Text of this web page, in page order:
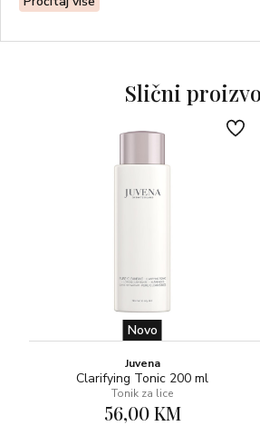
Za suhu kožu.
Slični
Novo
Juvena
Clarifying Tonic 200 ml
Tonik za lice
56,00 KM